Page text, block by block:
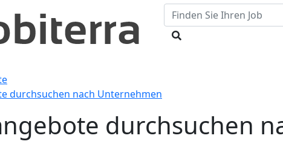
durchsuchen nach Unternehmen
durchsuchen